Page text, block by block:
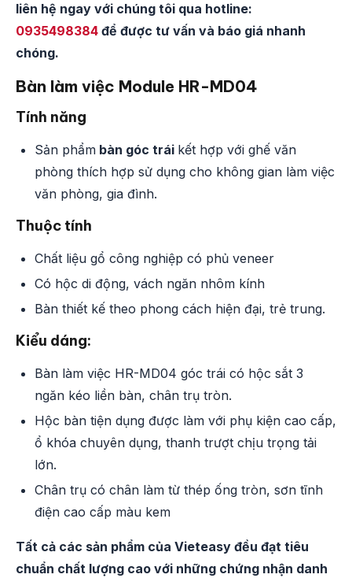
liên hệ ngay với chúng tôi qua hotline:
0935498384 để được tư vấn và báo giá nhanh
chóng.
Bàn làm việc Module HR-MD04
Tính năng
Sản phẩm bàn góc trái kết hợp với ghế văn
phòng thích hợp sử dụng cho không gian làm việc
văn phòng, gia đình.
Thuộc tính
Chất liệu gổ công nghiệp có phủ veneer
Có hộc di động, vách ngăn nhôm kính
Bàn thiết kế theo phong cách hiện đại, trẻ trung.
Kiểu dáng:
Bàn làm việc HR-MD04 góc trái có hộc sắt 3
ngăn kéo liền bàn, chân trụ tròn.
Hộc bàn tiện dụng được làm với phụ kiện cao cấp,
ổ khóa chuyên dụng, thanh trượt chịu trọng tải
lớn.
Chân trụ có chân làm từ thép ống tròn, sơn tĩnh
điện cao cấp màu kem
Tất cả các sản phẩm của Vieteasy đều đạt tiêu
chuẩn chất lượng cao với những chứng nhận danh